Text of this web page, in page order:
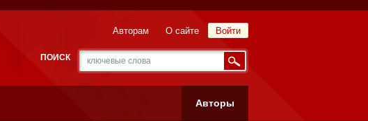
Войти
Авторам О сайте
ПОИСК
Авторы